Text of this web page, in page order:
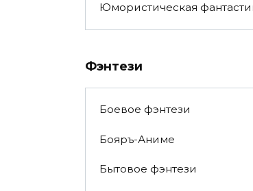
Юмористическая
Фэнтези
Боевое фэнтези
Бояръ-Аниме
Бытовое фэнтези